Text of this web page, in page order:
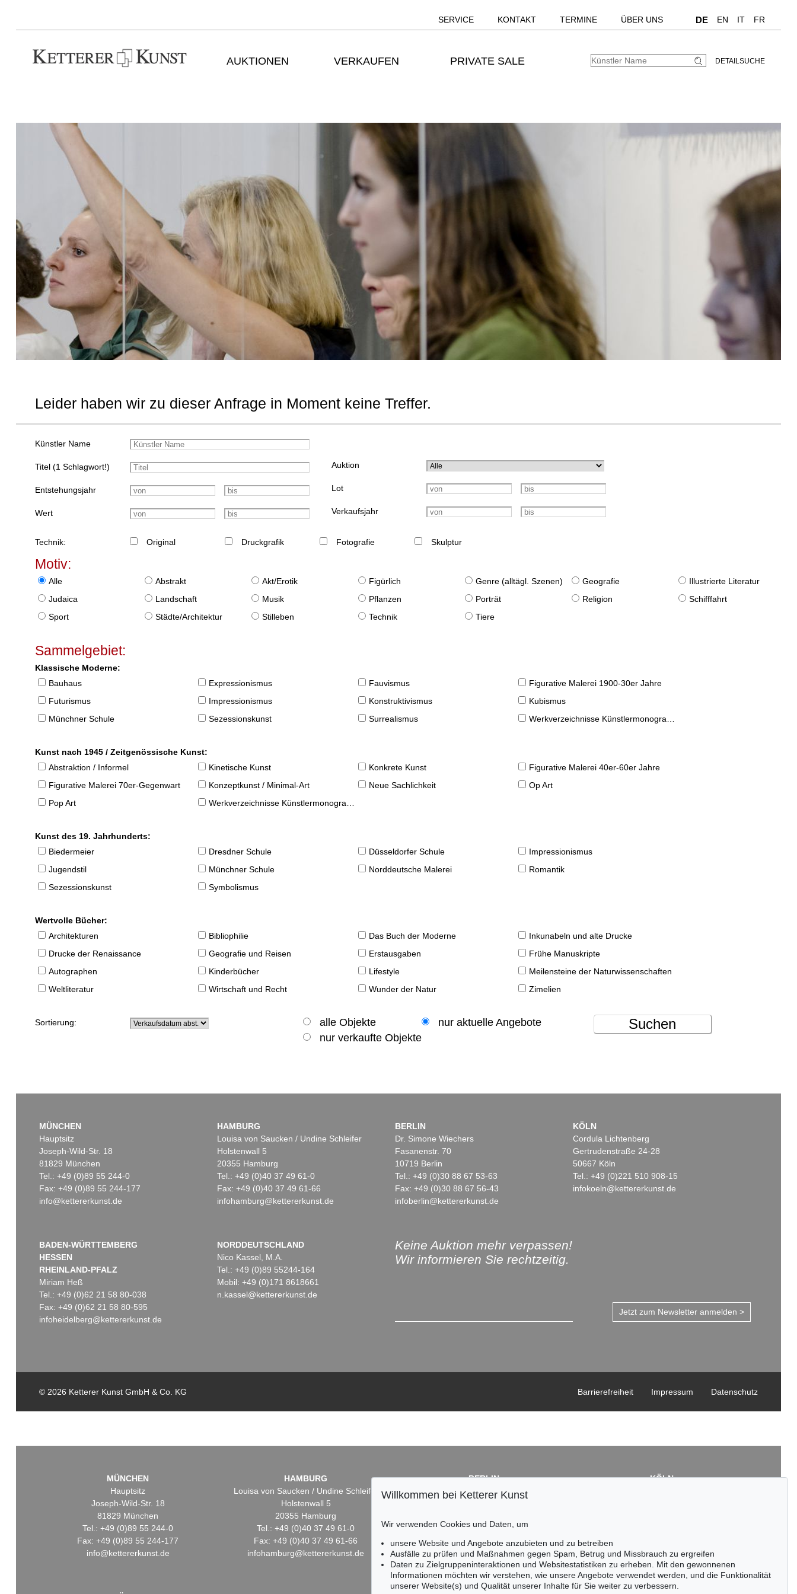
SERVICE KONTAKT TERMINE ÜBER UNS DE EN IT FR
AUKTIONEN VERKAUFEN PRIVATE SALE DETAILSUCHE
Leider haben wir zu dieser Anfrage in Moment keine Treffer.
Künstler Name
Titel (1 Schlagwort!)
Entstehungsjahr
Wert
Auktion
Lot
Verkaufsjahr
Technik: Original Druckgrafik Fotografie Skulptur
Motiv:
Alle Abstrakt Akt/Erotik Figürlich Genre (alltägl. Szenen) Geografie
Illustrierte Literatur
Judaica
Landschaft Musik Pflanzen Porträt Religion
Schifffahrt
Sport
Städte/Architektur Stilleben Technik Tiere
Sammelgebiet:
Klassische Moderne:
Bauhaus
Expressionismus Fauvismus
Figurative Malerei 1900-30er Jahre
Futurismus
Impressionismus Konstruktivismus
Kubismus
Münchner Schule
Sezessionskunst Surrealismus Werkverzeichnisse Künstlermonographien
Kunst nach 1945 / Zeitgenössische Kunst:
Abstraktion / Informel
Kinetische Kunst Konkrete Kunst
Figurative Malerei 40er-60er Jahre
Figurative Malerei 70er-Gegenwart
Konzeptkunst / Minimal-Art Neue Sachlichkeit
Op Art
Pop Art
Werkverzeichnisse Künstlermonographien
Kunst des 19. Jahrhunderts:
Biedermeier
Dresdner Schule Düsseldorfer Schule
Impressionismus
Jugendstil
Münchner Schule Norddeutsche Malerei
Romantik
Sezessionskunst
Symbolismus
Wertvolle Bücher:
Architekturen
Bibliophilie Das Buch der Moderne
Inkunabeln und alte Drucke
Drucke der Renaissance
Geografie und Reisen Erstausgaben
Frühe Manuskripte
Autographen
Kinderbücher Lifestyle
Meilensteine der Naturwissenschaften
Weltliteratur
Wirtschaft und Recht Wunder der Natur Zimelien
Sortierung: alle Objekte
nur aktuelle Angebote
nur verkaufte Objekte
Suchen
MÜNCHEN
Hauptsitz
Joseph-Wild-Str. 18
81829 München
Tel.: +49 (0)89 55 244-0
Fax: +49 (0)89 55 244-177
info@kettererkunst.de
HAMBURG
Louisa von Saucken / Undine Schleifer
Holstenwall 5
20355 Hamburg
Tel.: +49 (0)40 37 49 61-0
Fax: +49 (0)40 37 49 61-66
infohamburg@kettererkunst.de
BERLIN
Dr. Simone Wiechers
Fasanenstr. 70
10719 Berlin
Tel.: +49 (0)30 88 67 53-63
Fax: +49 (0)30 88 67 56-43
infoberlin@kettererkunst.de
KÖLN
Cordula Lichtenberg
Gertrudenstraße 24-28
50667 Köln
Tel.: +49 (0)221 510 908-15
infokoeln@kettererkunst.de
BADEN-WÜRTTEMBERG
HESSEN
RHEINLAND-PFALZ
Miriam Heß
Tel.: +49 (0)62 21 58 80-038
Fax: +49 (0)62 21 58 80-595
infoheidelberg@kettererkunst.de
NORDDEUTSCHLAND
Nico Kassel, M.A.
Tel.: +49 (0)89 55244-164
Mobil: +49 (0)171 8618661
n.kassel@kettererkunst.de
Keine Auktion mehr verpassen!
Wir informieren Sie rechtzeitig.
Jetzt zum Newsletter anmelden >
© 2026 Ketterer Kunst GmbH & Co. KG Datenschutz
Impressum
Barrierefreiheit
MÜNCHEN
Hauptsitz
Joseph-Wild-Str. 18
81829 München
Tel.: +49 (0)89 55 244-0
Fax: +49 (0)89 55 244-177
info@kettererkunst.de
HAMBURG
Louisa von Saucken / Undine Schleifer
Holstenwall 5
20355 Hamburg
Tel.: +49 (0)40 37 49 61-0
Fax: +49 (0)40 37 49 61-66
infohamburg@kettererkunst.de
BERLIN
Dr. Simone Wiechers
Tel.: +49 (0)30 88 67 53-63
Fax: +49 (0)30 88 67 56-43
infoberlin@kettererkunst.de
KÖLN
infokoeln@kettererkunst.de
Willkommen bei Ketterer Kunst
Wir verwenden Cookies und Daten, um
unsere Website und Angebote anzubieten und zu betreiben
Ausfälle zu prüfen und Maßnahmen gegen Spam, Betrug und Missbrauch zu ergreifen
Daten zu Zielgruppeninteraktionen und Websitestatistiken zu erheben. Mit den gewonnenen
Informationen möchten wir verstehen, wie unsere Angebote verwendet werden, und die Funktionalität
unserer Website(s) und Qualität unserer Inhalte für Sie weiter zu verbessern.